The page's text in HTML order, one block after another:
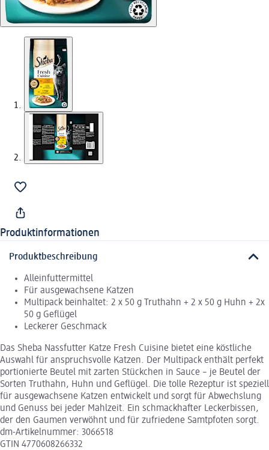
Produktinformationen
Produktbeschreibung
Alleinfuttermittel
Für ausgewachsene Katzen
Multipack beinhaltet: 2 x 50 g Truthahn + 2 x 50 g Huhn + 2x
50 g Geflügel
Leckerer Geschmack
Das Sheba Nassfutter Katze Fresh Cuisine bietet eine köstliche
Auswahl für anspruchsvolle Katzen. Der Multipack enthält perfekt
portionierte Beutel mit zarten Stückchen in Sauce – je Beutel der
Sorten Truthahn, Huhn und Geflügel. Die tolle Rezeptur ist speziell
für ausgewachsene Katzen entwickelt und sorgt für Abwechslung
und Genuss bei jeder Mahlzeit. Ein schmackhafter Leckerbissen,
der den Gaumen verwöhnt und für zufriedene Samtpfoten sorgt.
dm-Artikelnummer: 3066518
GTIN 4770608266332